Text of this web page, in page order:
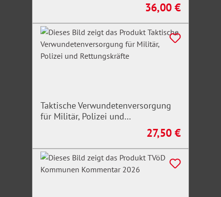
Regulärer Preis:
36,00 €
Taktische Verwundetenversorgung
für Militär, Polizei und
Regulärer Preis:
27,50 €